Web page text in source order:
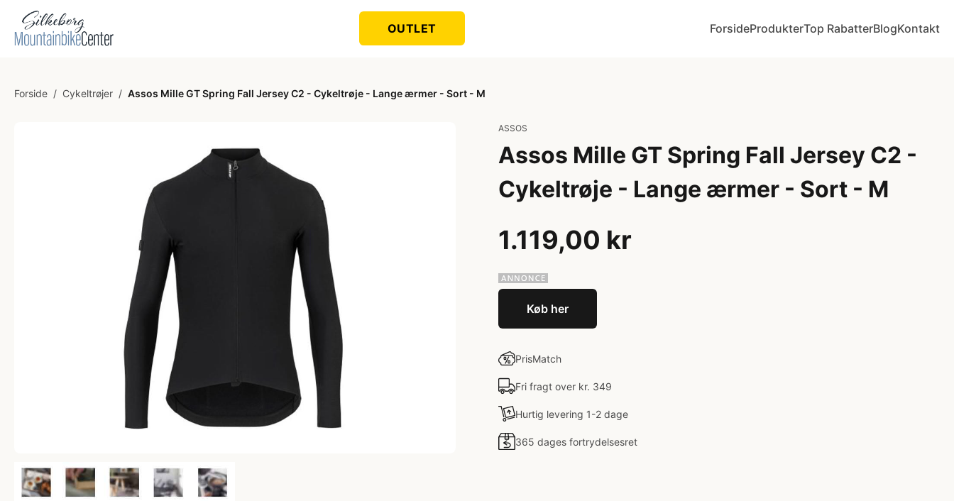
OUTLET ForsideProdukterTop RabatterBlogKontakt
Forside / Cykeltrøjer / Assos Mille GT Spring Fall Jersey C2 - Cykeltrøje - Lange ærmer - Sort - M
ASSOS
Assos Mille GT Spring Fall Jersey C2 -
Cykeltrøje - Lange ærmer - Sort - M
1.119,00 kr
Køb her
PrisMatch
Fri fragt over kr. 349
Hurtig levering 1-2 dage
365 dages fortrydelsesret